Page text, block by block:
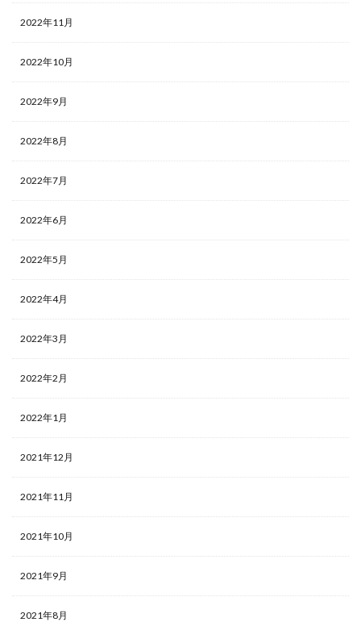
2022年11月
2022年10月
2022年9月
2022年8月
2022年7月
2022年6月
2022年5月
2022年4月
2022年3月
2022年2月
2022年1月
2021年12月
2021年11月
2021年10月
2021年9月
2021年8月